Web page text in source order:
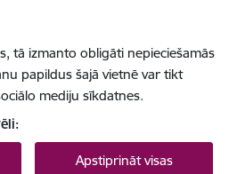
tā izmanto obligāti nepieciešamās
papildus šajā vietnē var tikt
mediju sīkdatnes.
Apstiprināt visas